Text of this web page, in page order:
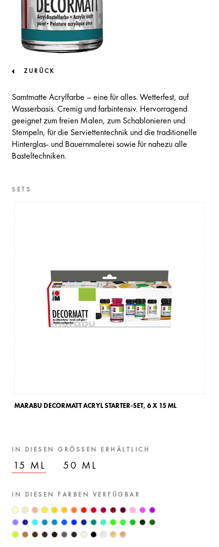
ZURÜCK
Samtmatte Acrylfarbe – eine für alles. Wetterfest, auf
Wasserbasis. Cremig und farbintensiv. Hervorragend
geeignet zum freien Malen, zum Schablonieren und
Stempeln, für die Serviettentechnik und die traditionelle
Hinterglas- und Bauernmalerei sowie für nahezu alle
Basteltechniken.
SETS
MARABU DECORMATT ACRYL STARTER-SET, 6 X 15 ML
IN DIESEN GRÖSSEN ERHÄLTLICH
15 ML 50 ML
IN DIESEN FARBEN VERFÜGBAR